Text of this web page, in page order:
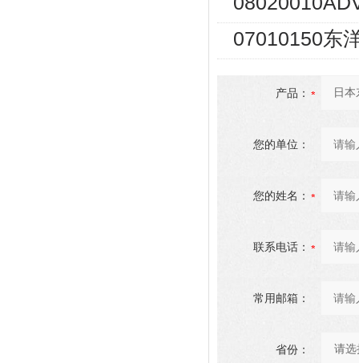
07010150东
产品：
您的单位：
您的姓名：
联系电话：
常用邮箱：
省份：